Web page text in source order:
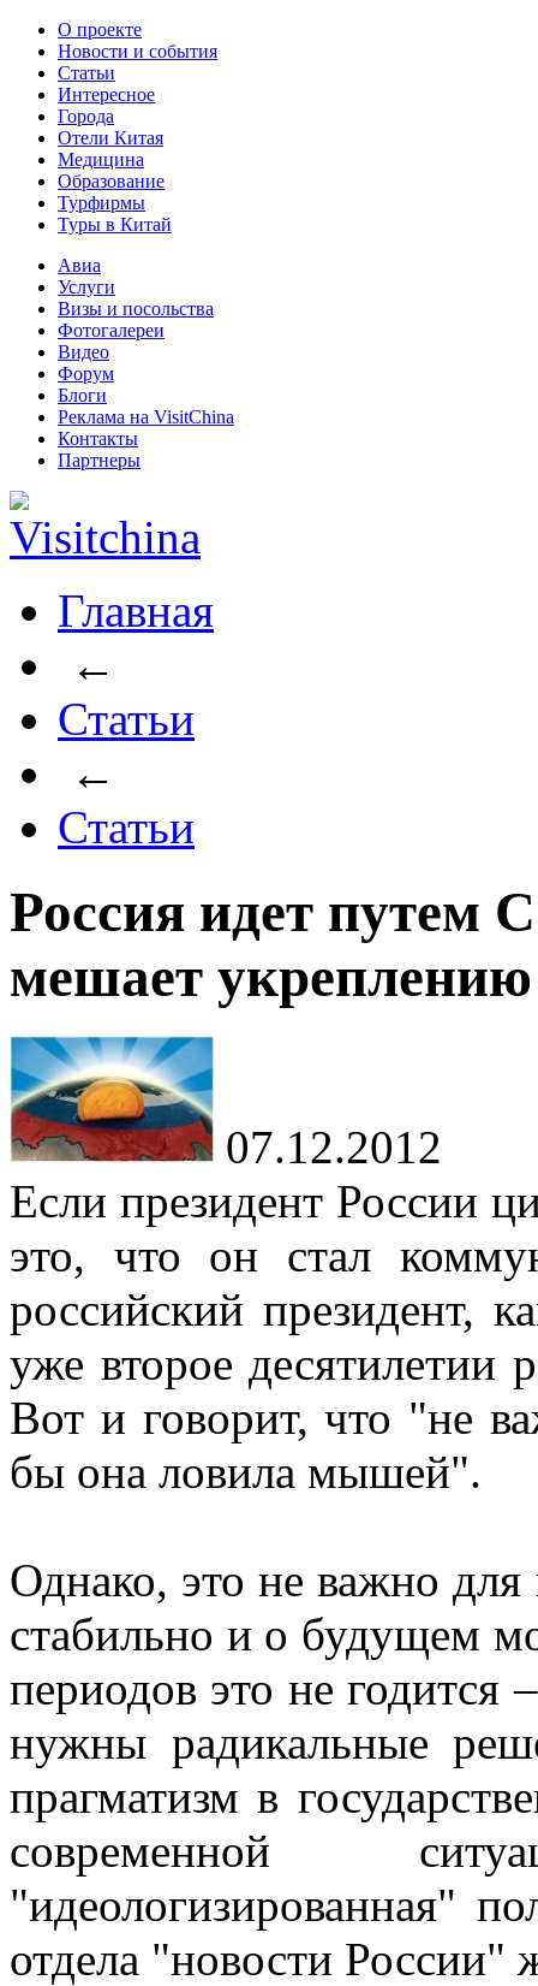
О проекте
Новости и события
Статьи
Интересное
Города
Отели Китая
Медицина
Образование
Турфирмы
Туры в Китай
Авиа
Услуги
Визы и посольства
Фотогалереи
Видео
Форум
Блоги
Реклама на VisitChina
Контакты
Партнеры
Главная
←
Статьи
←
Статьи
Россия идет путем
мешает укреплению
07.12.2012
Если президент России
это, что он стал
российский президент,
уже второе десятилетии
Вот и говорит, что "не
бы она ловила мышей".
Однако, это не важно для
стабильно и о будущем
периодов это не годится
нужны радикальные
прагматизм в
современной
"идеологизированная"
отдела "новости